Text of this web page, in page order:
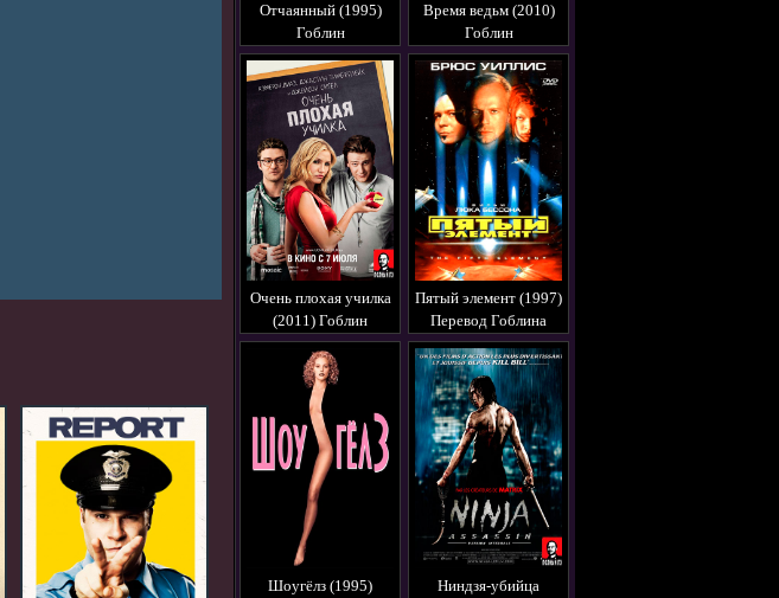
Отчаянный (1995)
Гоблин
Время ведьм (2010)
Гоблин
Очень плохая училка
(2011) Гоблин
Пятый элемент (1997)
Перевод Гоблина
Шоугёлз (1995)
Ниндзя-убийца